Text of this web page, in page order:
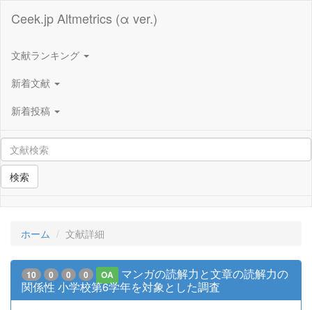
Ceek.jp Altmetrics (α ver.)
文献ランキング
新着文献
新着投稿
検索
ホーム 文献詳細
10 0 0 0 OA
マンガの読解力と文章の読解力の
関係性 小学校第6学年を対象とした調査